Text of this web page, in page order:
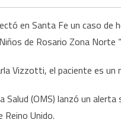
de
hepatitis
grave
el
en Santa Fe un caso de
de Rosario Zona Norte
Vizzotti, el paciente es un
Salud (OMS) lanzó un
Reino Unido.